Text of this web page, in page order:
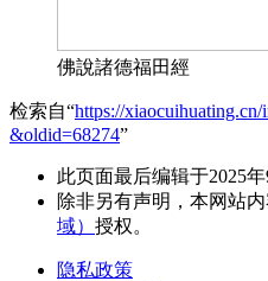
佛說諸德福田經
检索自“https://
&oldid=68274”
此页面最后编辑于2025年
除非另有声明，本网站内
域） 授权。
隐私政策